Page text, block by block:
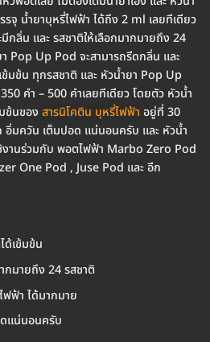
จุ น้ำยาบุหรี่ไฟฟ้า ได้ถึง 2 ml เลยทีเดียว
กลิ่น และ รสชาติให้เลือกมากมายถึง 24
Pop Up Pod จะสามารถรีดกลิ่น และ
มข้น ทุกรสชาติ และ หัวน้ำยา Pop Up
คำ – 500 คำเลยทีเดียว โดยตัว หัวน้ำ
ข้นของ สารนิโคติน บุหรี่ไฟฟ้า อยู่ที่ 30
อิ่มควัน เต็มปอด แน่นอนครับ และ หัวน้ำ
งานร่วมกับ พอตไฟฟ้า Marbo Zero Pod
One Pod , Juse Pod และ อีก
ด้เข้มข้น
กมายถึง 24 รสชาติ
ฟฟ้า ได้มากมาย
แน่นอนครับ